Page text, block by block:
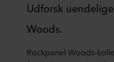
Udforsk
Woods.
Rockpanel Woods-